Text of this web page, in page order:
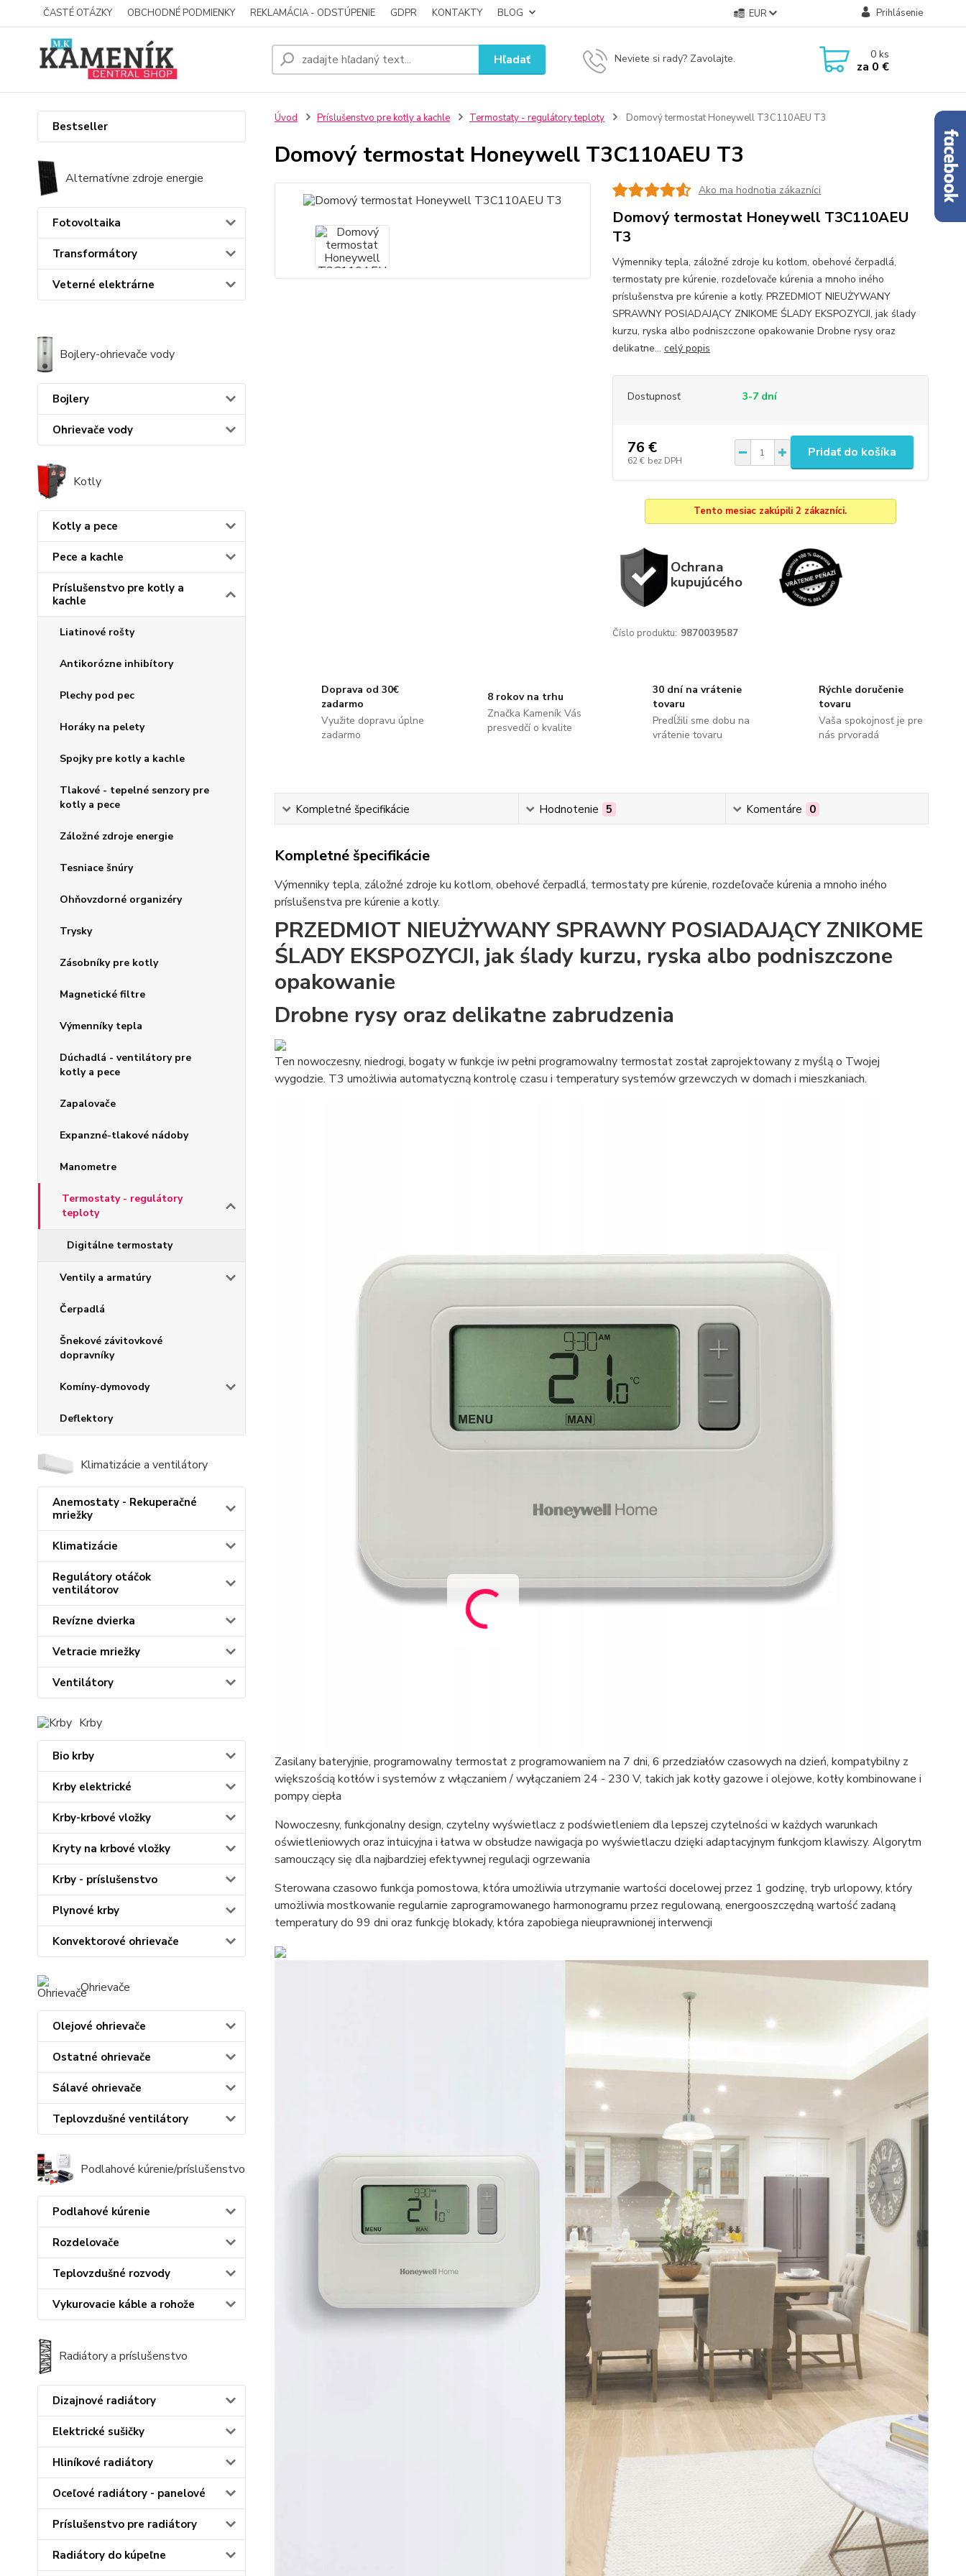
ČASTÉ OTÁZKY OBCHODNÉ PODMIENKY REKLAMÁCIA - ODSTÚPENIE GDPR KONTAKTY BLOG EUR Prihlásenie
Hľadať Neviete si rady? Zavolajte. 0ks
za 0 €
Bestseller
Alternatívne zdroje energie
Fotovoltaika
Transformátory
Veterné elektrárne
Bojlery-ohrievače vody
Bojlery
Ohrievače vody
Kotly
Kotly a pece
Pece a kachle
Príslušenstvo pre kotly a
kachle
Liatinové rošty
Antikorózne inhibítory
Plechy pod pec
Horáky na pelety
Spojky pre kotly a kachle
Tlakové - tepelné senzory pre
kotly a pece
Záložné zdroje energie
Tesniace šnúry
Ohňovzdorné organizéry
Trysky
Zásobníky pre kotly
Magnetické filtre
Výmenníky tepla
Dúchadlá - ventilátory pre
kotly a pece
Zapalovače
Expanzné-tlakové nádoby
Manometre
Termostaty - regulátory
teploty
Digitálne termostaty
Ventily a armatúry
Čerpadlá
Šnekové závitovkové
dopravníky
Komíny-dymovody
Deflektory
Klimatizácie a ventilátory
Anemostaty - Rekuperačné
mriežky
Klimatizácie
Regulátory otáčok
ventilátorov
Revízne dvierka
Vetracie mriežky
Ventilátory
Krby
Bio krby
Krby elektrické
Krby-krbové vložky
Kryty na krbové vložky
Krby - príslušenstvo
Plynové krby
Konvektorové ohrievače
Ohrievače
Olejové ohrievače
Ostatné ohrievače
Sálavé ohrievače
Teplovzdušné ventilátory
Podlahové kúrenie/príslušenstvo
Podlahové kúrenie
Rozdelovače
Teplovzdušné rozvody
Vykurovacie káble a rohože
Radiátory a príslušenstvo
Dizajnové radiátory
Elektrické sušičky
Hliníkové radiátory
Oceľové radiátory - panelové
Príslušenstvo pre radiátory
Radiátory do kúpeľne
Úvod Príslušenstvo pre kotly a kachle Termostaty - regulátory teploty Domový termostat Honeywell T3C110AEU T3
Domový termostat Honeywell T3C110AEU T3
Ako ma hodnotia zákazníci
Domový termostat Honeywell T3C110AEU
T3
Výmenniky tepla, záložné zdroje ku kotlom, obehové čerpadlá,
termostaty pre kúrenie, rozdeľovače kúrenia a mnoho iného
príslušenstva pre kúrenie a kotly. PRZEDMIOT NIEUŻYWANY
SPRAWNY POSIADAJĄCY ZNIKOME ŚLADY EKSPOZYCJI, jak ślady
kurzu, ryska albo podniszczone opakowanie Drobne rysy oraz
delikatne... celý popis
Dostupnosť 3-7 dní
76 €
62 € bez DPH
Pridať do košíka
Tento mesiac zakúpili 2 zákazníci.
Ochrana
kupujúcého
Číslo produktu: 9870039587
Doprava od 30€
zadarmo
Využite dopravu úplne
zadarmo
8 rokov na trhu
Značka Kameník Vás
presvedčí o kvalite
30 dní na vrátenie
tovaru
Predĺžili sme dobu na
vrátenie tovaru
Rýchle doručenie
tovaru
Vaša spokojnosť je pre
nás prvoradá
Kompletné špecifikácie Hodnotenie 5 Komentáre 0
Kompletné špecifikácie
Výmenniky tepla, záložné zdroje ku kotlom, obehové čerpadlá, termostaty pre kúrenie, rozdeľovače kúrenia a mnoho iného
príslušenstva pre kúrenie a kotly.
PRZEDMIOT NIEUŻYWANY SPRAWNY POSIADAJĄCY ZNIKOME
ŚLADY EKSPOZYCJI, jak ślady kurzu, ryska albo podniszczone
opakowanie
Drobne rysy oraz delikatne zabrudzenia
Ten nowoczesny, niedrogi, bogaty w funkcje iw pełni programowalny termostat został zaprojektowany z myślą o Twojej
wygodzie. T3 umożliwia automatyczną kontrolę czasu i temperatury systemów grzewczych w domach i mieszkaniach.
Zasilany bateryjnie, programowalny termostat z programowaniem na 7 dni, 6 przedziałów czasowych na dzień, kompatybilny z
większością kotłów i systemów z włączaniem / wyłączaniem 24 - 230 V, takich jak kotły gazowe i olejowe, kotły kombinowane i
pompy ciepła
Nowoczesny, funkcjonalny design, czytelny wyświetlacz z podświetleniem dla lepszej czytelności w każdych warunkach
oświetleniowych oraz intuicyjna i łatwa w obsłudze nawigacja po wyświetlaczu dzięki adaptacyjnym funkcjom klawiszy. Algorytm
samouczący się dla najbardziej efektywnej regulacji ogrzewania
Sterowana czasowo funkcja pomostowa, która umożliwia utrzymanie wartości docelowej przez 1 godzinę, tryb urlopowy, który
umożliwia mostkowanie regularnie zaprogramowanego harmonogramu przez regulowaną, energooszczędną wartość zadaną
temperatury do 99 dni oraz funkcję blokady, która zapobiega nieuprawnionej interwencji